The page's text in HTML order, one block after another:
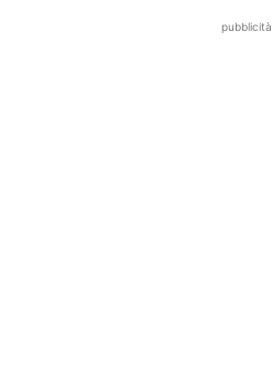
pubblicità